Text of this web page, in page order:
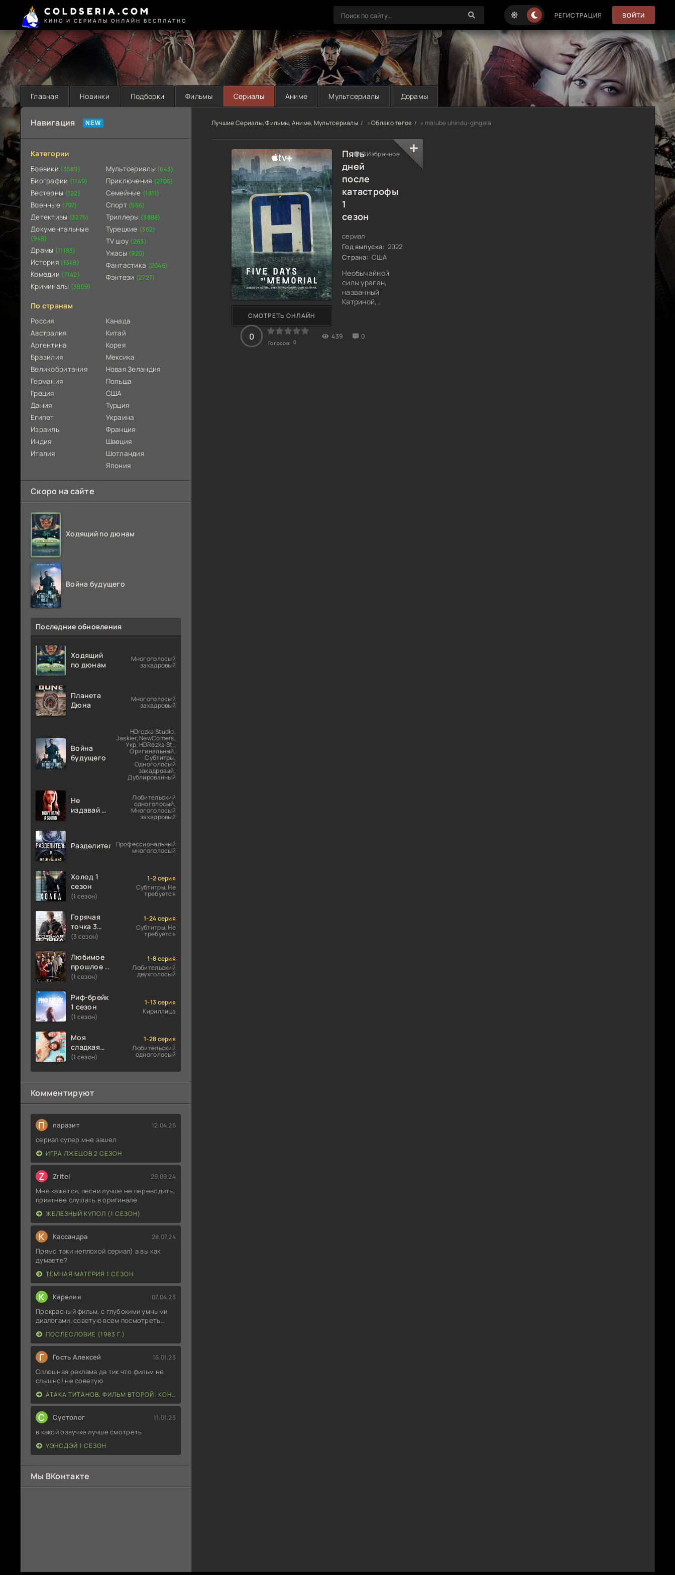
COLDSERIA.COM
КИНО И СЕРИАЛЫ ОНЛАЙН БЕСПЛАТНО
РЕГИСТРАЦИЯ ВОЙТИ
Главная Новинки Подборки Фильмы Сериалы Аниме Мультсериалы Дорамы
Навигация
Категории
Боевики (3589)
Биографии (1149)
Вестерны (122)
Военные (797)
Детективы (3275)
Документальные
(948)
Драмы (11183)
История (1348)
Комедии (7142)
Криминалы (3809)
Мультсериалы (643)
Приключения (2706)
Семейные (1811)
Спорт (556)
Триллеры (3888)
Турецкие (362)
TV шоу (263)
Ужасы (920)
Фантастика (2046)
Фэнтези (2727)
По странам
Россия
Австралия
Аргентина
Бразилия
Великобритания
Германия
Греция
Дания
Египет
Израиль
Индия
Италия
Канада
Китай
Корея
Мексика
Новая Зеландия
Польша
США
Турция
Украина
Франция
Швеция
Шотландия
Япония
Скоро на сайте
Ходящий по дюнам
Война будущего
Последние обновления
Ходящий
по дюнам
Многоголосый
закадровый
Планета
Дюна
Многоголосый
закадровый
Война
будущего
HDrezka Studio,
Jaskier, NewComers,
Укр. HDRezka St.,
Оригинальный,
Субтитры,
Одноголосый
закадровый,
Дублированный
Не
издавай ни
Любительский
одноголосый,
Многоголосый
закадровый
РазделительПрофессиональный
многоголосый
Холод 1
сезон
(1 сезон)
1-2 серия
Субтитры, Не
требуется
Горячая
точка 3
сезон
(3 сезон)
1-24 серия
Субтитры, Не
требуется
Любимое
прошлое 1
сезон
(1 сезон)
1-8 серия
Любительский
двухголосый
Риф-брейк
1 сезон
(1 сезон)
1-13 серия
Кириллица
Моя
сладкая
ложь 1
(1 сезон)
1-28 серия
Любительский
одноголосый
Комментируют
П паразит 12.04.26
сериал супер мне зашел
ИГРА ЛЖЕЦОВ 2 СЕЗОН
Z Zritel 29.09.24
Мне кажется, песни лучше не переводить,
приятнее слушать в оригинале
ЖЕЛЕЗНЫЙ КУПОЛ (1 СЕЗОН)
К Кассандра 28.07.24
Прямо таки неплохой сериал) а вы как
думаете?
ТЁМНАЯ МАТЕРИЯ 1 СЕЗОН
К Карелия 07.04.23
Прекрасный фильм, с глубокими умными
диалогами, советую всем посмотреть..
ПОСЛЕСЛОВИЕ (1983 Г.)
Г Гость Алексей 16.01.23
Сплошная реклама да тик что фильм не
слышно! не советую
АТАКА ТИТАНОВ. ФИЛЬМ ВТОРОЙ: КОНЕЦ СВЕТА
С Суетолог 11.01.23
в какой озвучке лучше смотреть
УЭНСДЭЙ 1 СЕЗОН
Мы ВКонтакте
Лучшие Сериалы, Фильмы, Аниме, Мультсериалы »Облако тегов » malube uhindu-gingala
Пять
дней
после
катастрофы
1
сезон
сериал
Год выпуска: 2022
Страна: США
Необычайной
силы ураган,
названный
Катриной,
мгновенно
СМОТРЕТЬ ОНЛАЙН
0
Голосов: 0
439 0
В Избранное